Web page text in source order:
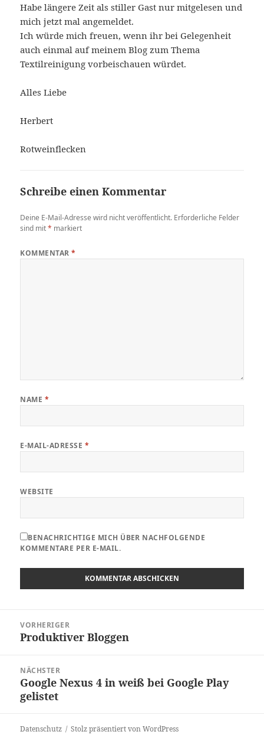
Habe längere Zeit als stiller Gast nur mitgelesen und
mich jetzt mal angemeldet.
Ich würde mich freuen, wenn ihr bei Gelegenheit
auch einmal auf meinem Blog zum Thema
Textilreinigung vorbeischauen würdet.
Alles Liebe
Herbert
Rotweinflecken
Schreibe einen Kommentar
Deine E-Mail-Adresse wird nicht veröffentlicht. Erforderliche Felder
sind mit* markiert
KOMMENTAR*
NAME *
E-MAIL-ADRESSE *
WEBSITE
BENACHRICHTIGE MICH ÜBER NACHFOLGENDE
KOMMENTARE PER E-MAIL.
VORHERIGER
Vorheriger
Produktiver Bloggen
NÄCHSTER
Nächster
Beitrag:
Google Nexus 4 in weiß bei Google Play
gelistet
Datenschutz Stolz präsentiert von WordPress